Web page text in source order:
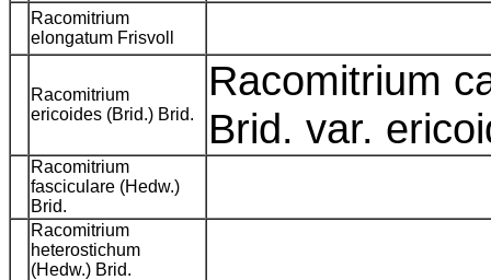
Racomitrium
elongatum Frisvoll
Racomitrium
ericoides (Brid.) Brid.
Racomitrium
Brid. var.
Racomitrium
fasciculare (Hedw.)
Brid.
Racomitrium
heterostichum
(Hedw.) Brid.